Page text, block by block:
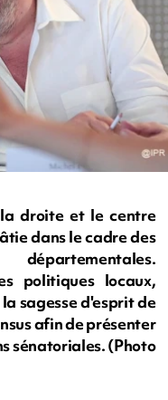
droite et le centre
dans le cadre des
politiques locaux,
sagesse d'esprit de
afin de présenter
sénatoriales. (Photo